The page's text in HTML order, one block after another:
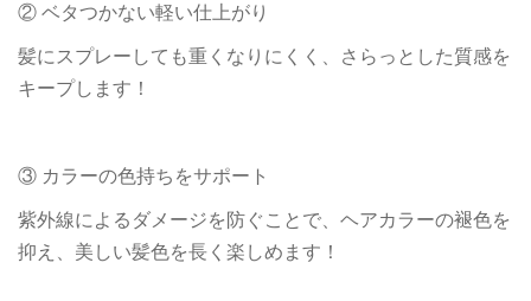
② ベタつかない軽い仕上がり
髪にスプレーしても重くなりにくく、さらっとした質感を
キープします！
③ カラーの色持ちをサポート
紫外線によるダメージを防ぐことで、ヘアカラーの褪色を
抑え、美しい髪色を長く楽しめます！